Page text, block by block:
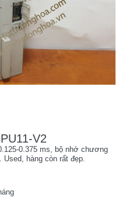
V2
0.375 ms, bộ nhớ chương
hàng còn rất đẹp.